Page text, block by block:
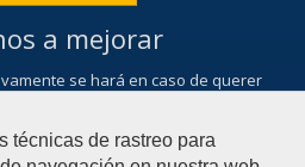
técnicas de rastreo para
a mejorar
se hará en caso de querer